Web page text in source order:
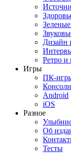
Дизайн
Ретро и
Игры
ПК-
Консоли
Android
iOS
Разное
Об
Тесты